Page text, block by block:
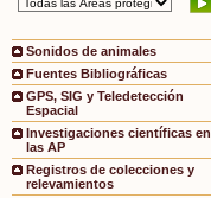
Sonidos de animales
Fuentes Bibliográficas
GPS, SIG y Teledetección
Espacial
Investigaciones científicas en
las AP
Registros de colecciones y
relevamientos